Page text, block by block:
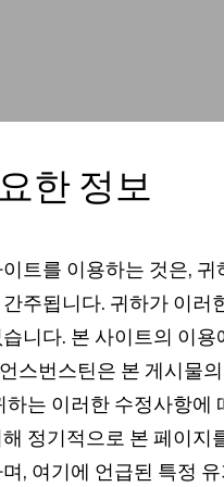
신
한 정보
이트를 이용하는 것은,
간주됩니다. 귀하가 이러
습니다. 본 사이트의 이
스번스틴은 본 게시물
하는 이러한 수정사항에
해 정기적으로 본 페이지
며, 여기에 언급된 특정